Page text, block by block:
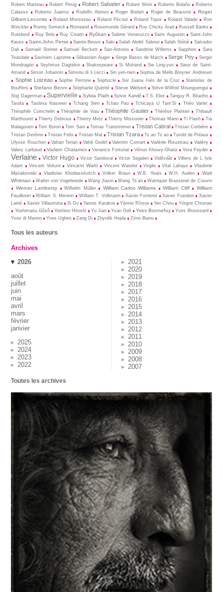
Robert Marteau
Robert Pirsig Robert Sabatier Robert Weis Roberto Bolaño
Roberto
Calasso
Roberto Juarroz Rodolfo Alonso Roger Bodart Roger de Beauvoir
Roger
Gilbert-Lecomte
Roland Morisseau Roland Pécout Roland Topor Roland Valade
Ron
Winckler
Ronny Someck Ronsard Rosemonde Gérard Roy Chicky Arad
Russell Banks
Rutebeuf
Ruy Belo Ruy Cinatti Ryôkan Sabine Venaruzzo Saint Augustin
Saint-John
Kauss
Saint-John Perse Sainte-Beuve Saki Salah Abdel Sabour Salah Stétié
Salvador
Dali
Samaël Steiner Samuel Beckett San-Antonio Sandrine Willems Sapphire
Sara
Teasdale
Savinien Lapointe Sébastien Auger Serge Basso de March Serge Pey
Sergio
Mondragón
Seyhmus Dagtekin Shakespeare Si Mohand Sie Ling-yun
Sieur de Saint-
Amand
Simon Johannin Simonu di li Lecci Sin yen-nien Sophia de Mello Breyner Andresen
Sophie Loizeau Sophie Perrone Sophocle Sor Juana Inés de la Cruz
Stanislas de
Bouffers
Stefano Benni Stéphanie Quérité Steve Webert
Stève-Wilifrid Mounguengui
Stig Dagerman
Supervielle Sylvia Plath Sylvie Kandé T.S. Eliot
Tanguy R. Bitariho
Tarafa
Taslima Nasreen Tchang Sien Tchao Pao Tchicaya U Tam’Si
Théo Varlet
Théophile Coinchelin
Théophile de Viau Théophile Gautier Thérèse Plantier
Thibault
Marthouret
Thierry Debroux Thierry Metz Thierry Missonier Thomas Mann Ti Flash
Tia
Malagouen
Tom Buron Tom Sam Tomas Tranströmer Tristan Cabral
Tristan Corbière
Tristan Derème
Tristan Felix Tristan Mat Tristan Tzara Ts ao Ts ao
Turold de Préaux
Ulysse Rouchon
Vahan Terian Vahé Godel Valentin Conrart Valérie Rouzeau Valéry
Valery Larbaud Varlam Chalamov Venance Fortunat Vénus Khoury-Ghata Vera Feyder
Verlaine Victor Hugo Victor Sandoval Victor Segalen Vidêvdât
Villiers de L Isle
Adam
Vincent Voiture Vincent Wahl Vincent Watelet Virgile Vital Lahaye
Vladimir
Maïakovski
Vladislav Khodassévitch Volker Braun W.B. Yeats W.H. Auden
Walt
Whitman
Walter von Vogelweide Wang Jiaxin Wang Ts’an Watriquet Brassenel de Couvin
Werner Lambersy Wilhelm Müller William Carlos Williams William Cliff
William
Faulkner
William S. Merwin William T. Vollmann Xavier Forneret Xavier Frandon
Xavier
Lainé
Xavier Villaurrutia Xi Du Yannis Karakos Yànnis Rìtsos Yen Chou
Yòrgos Chronas
Yoshimasu Gôzô
Yoshino Hiroshi Yu Jian Yvan Goll Yves Bonnefoy
Yves Broussard
Yves di Manno
Yves Ughes Zang Di Zbynĕk Hejda Zéno Bianu
Tous les auteurs
Archives
2026
août
juillet
juin
mai
avril
mars
février
janvier
2025
2024
2023
2022
2021
2020
2019
2018
2017
2016
2015
2014
2013
2012
2011
2010
2009
2008
2007
Toutes les archives